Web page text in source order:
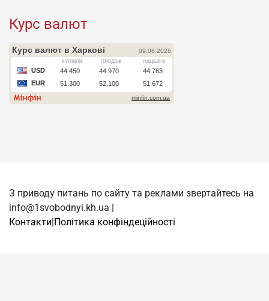
Курс валют
З приводу питань по сайту та реклами звертайтесь на
info@1svobodnyi.kh.ua |
Контакти Політика конфіндеційності